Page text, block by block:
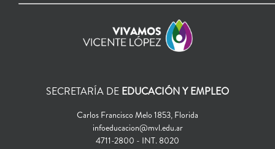
SECRETARÍA DE EDUCACIÓN Y EMPLEO
Carlos Francisco Melo 1853, Florida
infoeducacion@mvl.edu.ar
4711-2800 - INT. 8020